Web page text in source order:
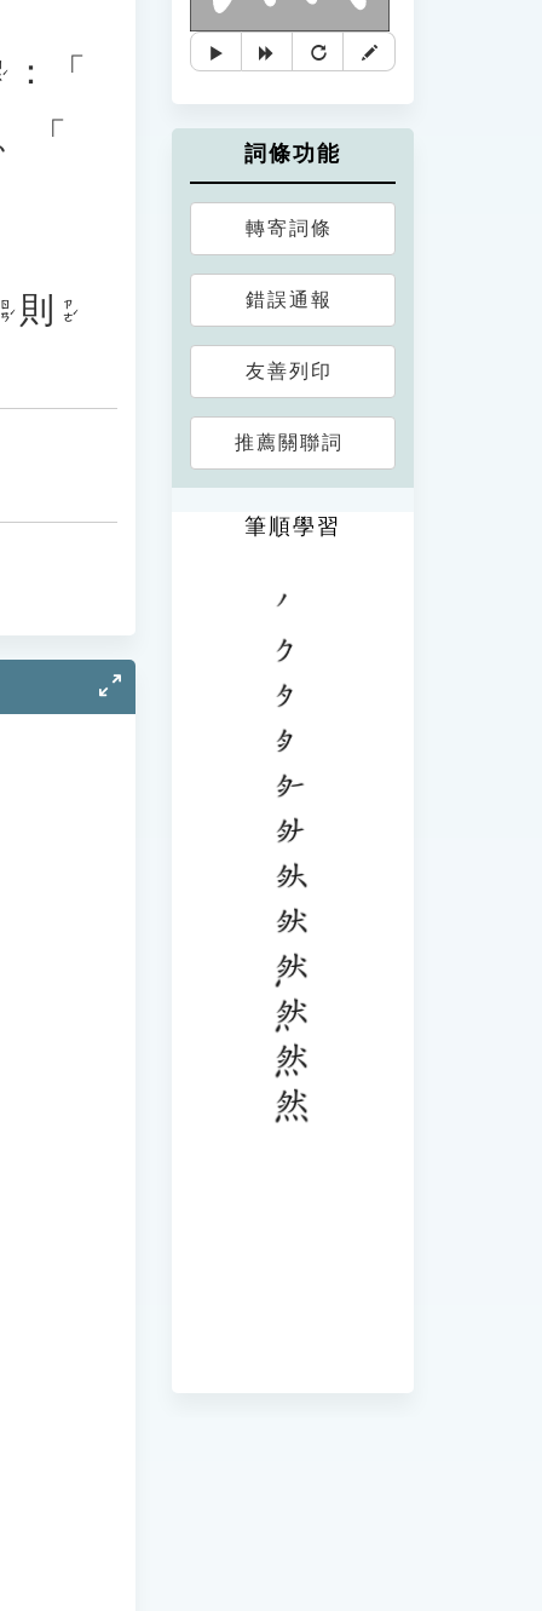
ˊ
：「
「
ㄖㄢˊ 則 ㄗㄜˊ
詞條功能
轉寄詞條
錯誤通報
友善列印
推薦關聯詞
筆順學習